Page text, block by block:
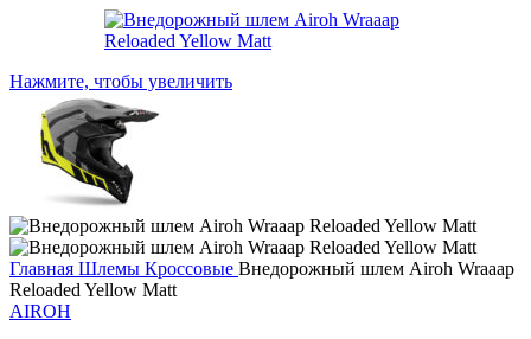
Нажмите, чтобы увеличить
Главная Шлемы Кроссовые Внедорожный шлем Airoh Wraaap
Reloaded Yellow Matt
AIROH